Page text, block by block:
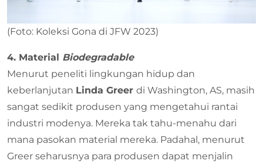
(Foto: Koleksi Gona di JFW 2023)
4. Material Biodegradable
Menurut peneliti lingkungan hidup dan
keberlanjutan Linda Greer di Washington, AS, masih
sangat sedikit produsen yang mengetahui rantai
industri modenya. Mereka tak tahu-menahu dari
mana pasokan material mereka. Padahal, menurut
Greer seharusnya para produsen dapat menjalin